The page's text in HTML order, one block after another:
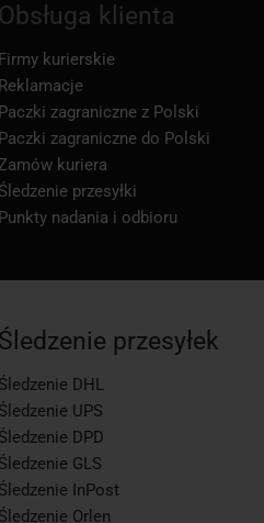
Obsługa klienta
Firmy kurierskie
Reklamacje
Paczki zagraniczne z Polski
Paczki zagraniczne do Polski
Zamów kuriera
Śledzenie przesyłki
Punkty nadania i odbioru
Śledzenie przesyłek
Śledzenie DHL
Śledzenie UPS
Śledzenie DPD
Śledzenie GLS
Śledzenie InPost
Śledzenie Orlen